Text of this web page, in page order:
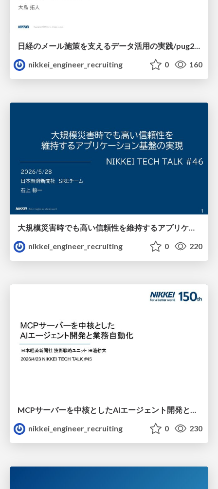
日経のメール施策を支えるデータ活用の実践/pug202606
nikkei_engineer_recruiting
0 160
大規模災害時でも高い信頼性を維持するアプリケーション基盤の実現/nikkei-tech-talk46
nikkei_engineer_recruiting
0 220
MCPサーバーを中核としたAIエージェント開発と業務自動化/nikkei-tech-talk-45
nikkei_engineer_recruiting
0 230